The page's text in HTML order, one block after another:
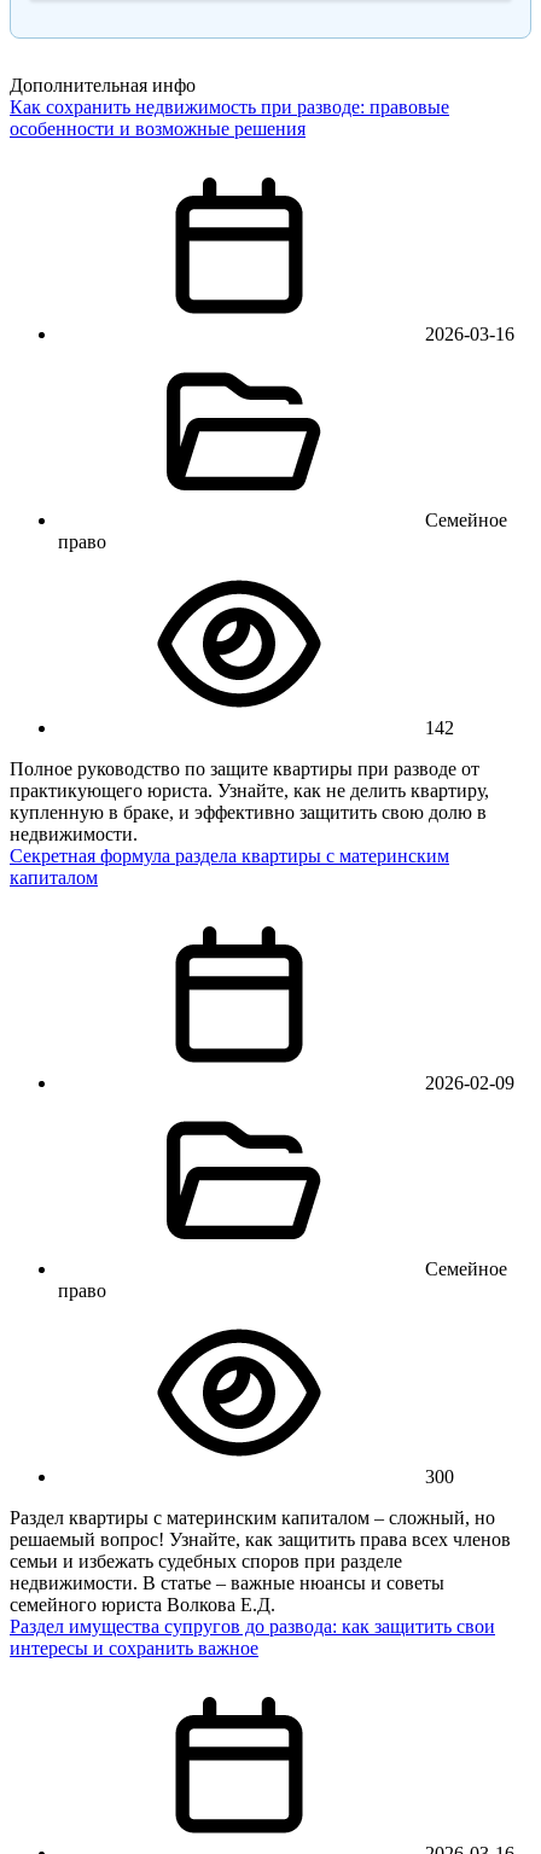
Дополнительная инфо
Как сохранить недвижимость при разводе: правовые
особенности и возможные решения
2026-03-16
Семейное
право
142
Полное руководство по защите квартиры при разводе от
практикующего юриста. Узнайте, как не делить квартиру,
купленную в браке, и эффективно защитить свою долю в
недвижимости.
Секретная формула раздела квартиры с материнским
капиталом
2026-02-09
Семейное
право
300
Раздел квартиры с материнским капиталом – сложный, но
решаемый вопрос! Узнайте, как защитить права всех членов
семьи и избежать судебных споров при разделе
недвижимости. В статье – важные нюансы и советы
семейного юриста Волкова Е.Д.
Раздел имущества супругов до развода: как защитить свои
интересы и сохранить важное